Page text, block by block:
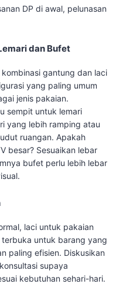
DP di awal, pelunasan
dan Bufet
gantung dan laci
yang paling umum
jenis pakaian.
sempit untuk lemari
yang lebih ramping atau
ruangan. Apakah
besar? Sesuaikan lebar
bufet perlu lebih lebar
laci untuk pakaian
untuk barang yang
paling efisien. Diskusikan
supaya
kebutuhan sehari-hari.